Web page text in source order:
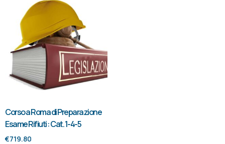
Corso a Roma di Preparazione
Esame Rifiuti : Cat. 1-4-5
€719.80